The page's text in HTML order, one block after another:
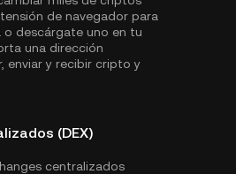
de navegador para
descárgate uno en tu
una dirección
enviar y recibir cripto y
(DEX)
centralizados